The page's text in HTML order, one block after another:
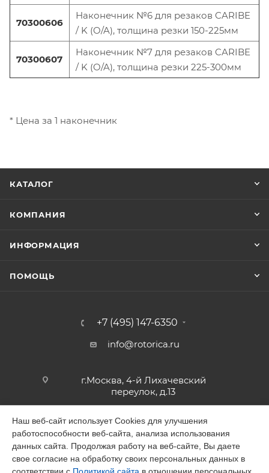
70300606
Наконечник №6 для резаков CARIBE
/ K (O/A), толщина резки 150-225мм
70300607
Наконечник №7 для резаков CARIBE
/ K (O/A), толщина резки 225-300мм
* Цена за 1 наконечник
КАТАЛОГ
КОМПАНИЯ
ИНФОРМАЦИЯ
ПОМОЩЬ
+7 (495) 147-6350
info@rotorica.ru
г.Москва, 4-й Лихачевский
переулок, д.13
2026 © GALAGAR
Наш веб-сайт использует Cookies для улучшения
работоспособности веб-сайта, анализа использования
данных сайта. Продолжая работу на веб-сайте, Вы даете
свое согласие на обработку своих персональных данных в